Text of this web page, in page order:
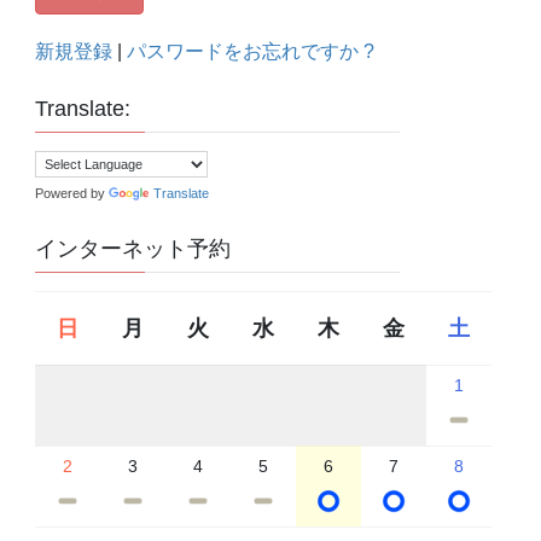
新規登録 |パスワードをお忘れですか ?
Translate:
Powered by Translate
インターネット予約
日 月 火 水 木 金 土
1
2 3 4 5 6 7 8